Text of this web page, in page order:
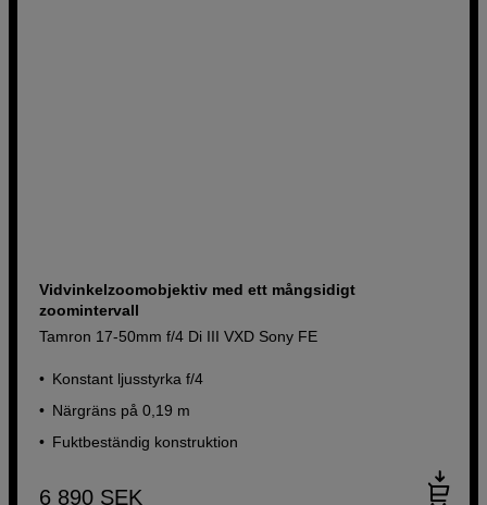
Vidvinkelzoomobjektiv med ett mångsidigt
zoomintervall
Tamron 17-50mm f/4 Di III VXD Sony FE
Konstant ljusstyrka f/4
Närgräns på 0,19 m
Fuktbeständig konstruktion
6 890 SEK